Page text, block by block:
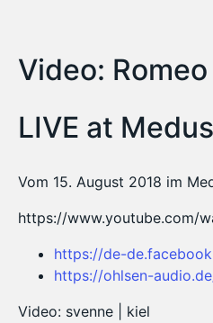
Video:
LIVE at
Vom 15. August 2018 im
https://www.youtube.com/
https://de-
https://ohlsen-
Video: svenne | kiel